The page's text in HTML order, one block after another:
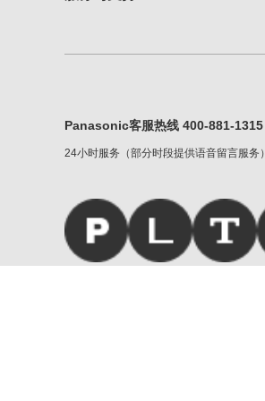
Panasonic客服热线 400-881-1315
24小时服务（部分时段提供语音留言服务）